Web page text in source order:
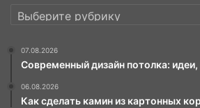
РУБРИКИ
07.08.2026
Современный дизайн потолка:
06.08.2026
Как сделать камин из картонных